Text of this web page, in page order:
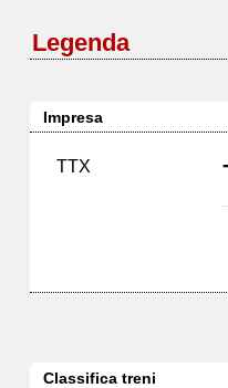
Legenda
Impresa
TTX
Classifica treni